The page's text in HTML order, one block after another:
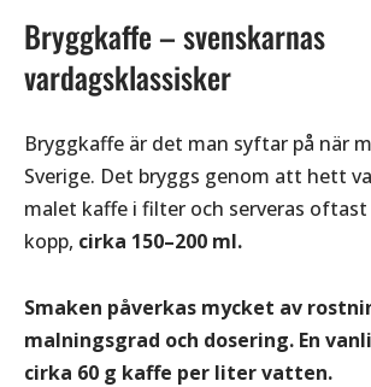
Bryggkaffe – svenskarnas
vardagsklassisker
Bryggkaffe är det man syftar på när
Sverige. Det bryggs genom att hett
malet kaffe i filter och serveras
kopp, cirka 150–200 ml.
Smaken påverkas mycket av
malningsgrad och dosering. En
cirka 60 g kaffe per liter vatten.